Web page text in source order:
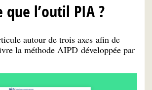
que l’outil PIA ?
autour de trois axes afin de
la méthode AIPD développée par